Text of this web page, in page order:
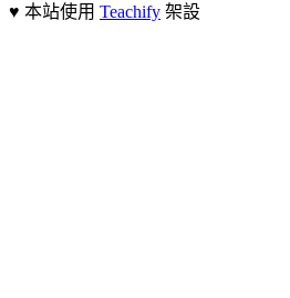
♥ 本站使用 Teachify 架設